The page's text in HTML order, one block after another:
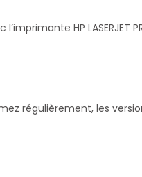
l’imprimante HP LASERJET
régulièrement, les